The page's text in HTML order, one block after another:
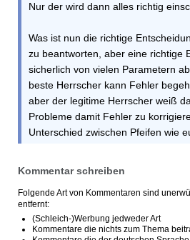
Nur der wird dann alles richtig
Was ist nun die richtige
zu beantworten, aber eine richtige
sicherlich von vielen Parametern
beste Herrscher kann Fehler
aber der legitime Herrscher weiß
Probleme damit Fehler zu
Unterschied zwischen Pfeifen wie
Kommentar schreiben
Folgende Art von Kommentaren sind
entfernt:
(Schleich-)Werbung jedweder Art
Kommentare die nichts zum Thema